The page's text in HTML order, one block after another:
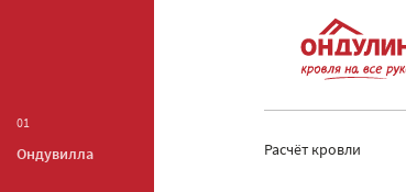
01
Ондувилла Расчёт кровли